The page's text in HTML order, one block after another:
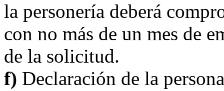
la personería deberá
con no más de un mes de
de la solicitud.
f) Declaración de la